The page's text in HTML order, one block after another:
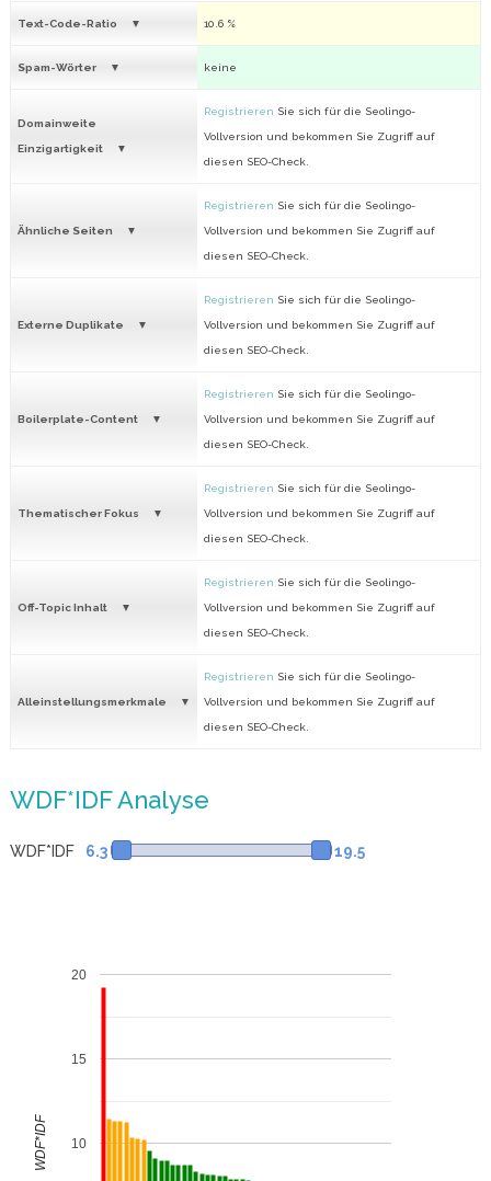
Text-Code-Ratio 10.6 %
Spam-Wörter keine
Domainweite
Einzigartigkeit
Registrieren Sie sich für die Seolingo-
Vollversion und bekommen Sie Zugriff auf
diesen SEO-Check.
Ähnliche Seiten
Registrieren Sie sich für die Seolingo-
Vollversion und bekommen Sie Zugriff auf
diesen SEO-Check.
Externe Duplikate
Registrieren Sie sich für die Seolingo-
Vollversion und bekommen Sie Zugriff auf
diesen SEO-Check.
Boilerplate-Content
Registrieren Sie sich für die Seolingo-
Vollversion und bekommen Sie Zugriff auf
diesen SEO-Check.
Thematischer Fokus
Registrieren Sie sich für die Seolingo-
Vollversion und bekommen Sie Zugriff auf
diesen SEO-Check.
Off-Topic Inhalt
Registrieren Sie sich für die Seolingo-
Vollversion und bekommen Sie Zugriff auf
diesen SEO-Check.
Alleinstellungsmerkmale
Registrieren Sie sich für die Seolingo-
Vollversion und bekommen Sie Zugriff auf
diesen SEO-Check.
WDF*IDF Analyse
WDF*IDF 6.3 19.5
10
15
20
WDF*IDF